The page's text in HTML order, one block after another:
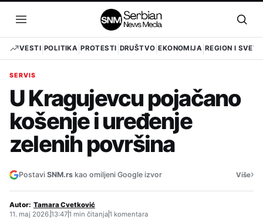
sadržaj
Otvori
meni
VESTI POLITIKA PROTESTI DRUŠTVO EKONOMIJA REGION I SVET
SERVIS
U Kragujevcu pojačano
košenje i uređenje
zelenih površina
Postavi SNM.rs kao omiljeni Google izvor Više›
Autor: Tamara Cvetković
11. maj 2026.13:471 min čitanja1 komentara